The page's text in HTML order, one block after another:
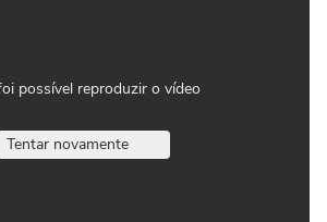
possível reproduzir o vídeo
Tentar novamente